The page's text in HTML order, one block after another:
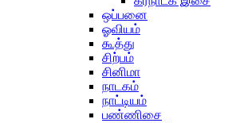
ஒப்பனை
ஓவியம்
கூத்து
சிற்பம்
சினிமா
நாடகம்
நாட்டியம்
பண்ணிசை